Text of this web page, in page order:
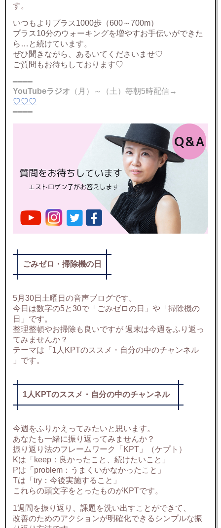
す。
いつもよりプラス1000歩（600～700m）
プラス10分のウォーキングを増やすお手伝いができた
ら…と続けています。
ぜひ聞きながら、あるいてくださいませ♡
ご質問もお待ちしております♡
━━━━
YouTubeラジオ （月）～（土）毎朝5時配信→
♡♡♡
━━━━
ごみゼロ・掃除機の日
5月30日土曜日の音声ブログです。
今日は数字の5と30で「ごみゼロの日」や「掃除機の
日」です。
整理整頓やお掃除も良いですが 週末は今週をふり返っ
てみませんか？
テーマは「1人KPTのススメ・自分の中のチャンネル
」です。
1人KPTのススメ・自分の中のチャンネル
今週をふりかえってみたいと思います。
あなたも一緒に振り返ってみませんか？
振り返り法のフレームワーク「KPT」（ケプト）
Kは「keep：良かったこと、続けたいこと」
Pは「problem：うまくいかなかったこと」
Tは「try：今後実施すること」
これらの頭文字をとったものがKPTです。
1週間を振り返り、課題を洗い出すことができて、
改善のためのアクションが明確化できるシンプルな振